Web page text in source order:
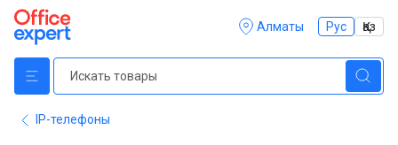
Алматы Рус Қаз
IP-телефоны